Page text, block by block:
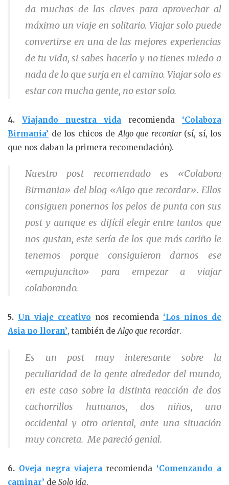
da muchas de las claves para aprovechar al
máximo un viaje en solitario. Viajar solo puede
convertirse en una de las mejores experiencias
de tu vida, si sabes hacerlo y no tienes miedo a
nada de lo que surja en el camino. Viajar solo es
estar con mucha gente, no estar solo.
4. Viajando nuestra vida recomienda ‘Colabora
Birmania’ de los chicos deAlgo que recordar(sí, sí, los
que nos daban la primera recomendación).
Nuestro post recomendado es «Colabora
Birmania» del blog «Algo que recordar». Ellos
consiguen ponernos los pelos de punta con sus
post y aunque es difícil elegir entre tantos que
nos gustan, este sería de los que más cariño le
tenemos porque consiguieron darnos ese
«empujuncito» para empezar a viajar
colaborando.
5. Un viaje creativo nos recomienda ‘Los niños de
Asia no lloran’, también deAlgo que recordar.
Es un post muy interesante sobre la
peculiaridad de la gente alrededor del mundo,
en este caso sobre la distinta reacción de dos
cachorrillos humanos, dos niños, uno
occidental y otro oriental, ante una situación
muy concreta. Me pareció genial.
6. Oveja negra viajera recomienda ‘Comenzando a
caminar’ de Solo ida.